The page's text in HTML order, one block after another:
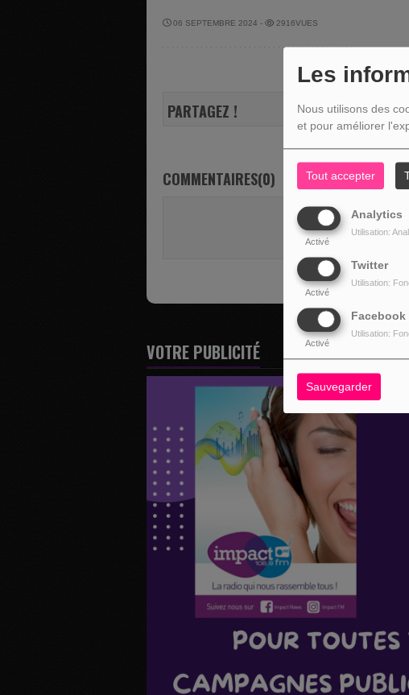
Les
Nous utilisons des
et pour améliorer
Tout accepter
Analytics
Activé
Utilisation:
Twitter
Activé
Utilisation:
Facebook
Activé
Utilisation:
Sauvegarder
06 SEPTEMBRE 2024 - 2916VUES
PARTAGEZ !
COMMENTAIRES(0)
Vous devez être
SE CONNECTER
VOTRE PUBLICITÉ